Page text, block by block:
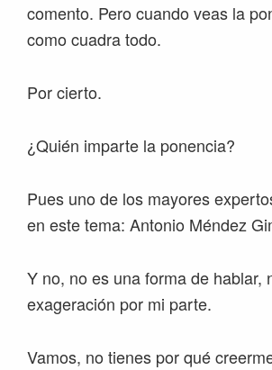
comento. Pero cuando veas la
como cuadra todo.
Por cierto.
¿Quién imparte la ponencia?
Pues uno de los mayores
en este tema: Antonio Méndez
Y no, no es una forma de hablar,
exageración por mi parte.
Vamos, no tienes por qué